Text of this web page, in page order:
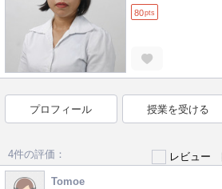
80pts
プロフィール 授業を受ける
4件の評価： レビュー
Tomoe